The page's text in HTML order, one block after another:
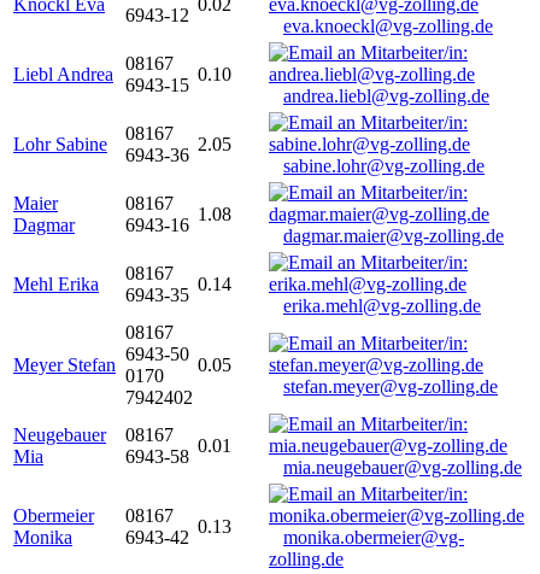
Knöckl Eva
6943-12
0.02
eva.knoeckl@vg-zolling.de
Liebl Andrea
08167
6943-15
0.10
andrea.liebl@vg-zolling.de
Lohr Sabine
08167
6943-36
2.05
sabine.lohr@vg-zolling.de
Maier
Dagmar
08167
6943-16
1.08
dagmar.maier@vg-zolling.de
Mehl Erika
08167
6943-35
0.14
erika.mehl@vg-zolling.de
Meyer Stefan
08167
6943-50
0170
7942402
0.05
stefan.meyer@vg-zolling.de
Neugebauer
Mia
08167
6943-58
0.01
mia.neugebauer@vg-zolling.de
Obermeier
Monika
08167
6943-42
0.13
monika.obermeier@vg-
zolling.de